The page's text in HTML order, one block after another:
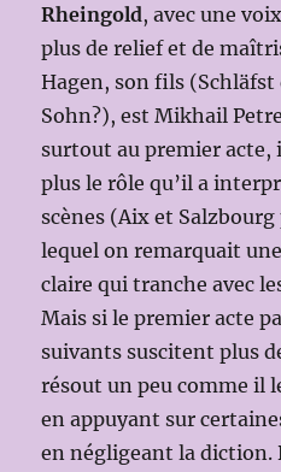
Rheingold, avec une
plus de relief et de
Hagen, son fils (Schläfst
Sohn?), est Mikhail
surtout au premier acte,
plus le rôle qu’il a
scènes (Aix et
lequel on remarquait
claire qui tranche avec
Mais si le premier acte
suivants suscitent plus
résout un peu comme il
en appuyant sur
en négligeant la diction.